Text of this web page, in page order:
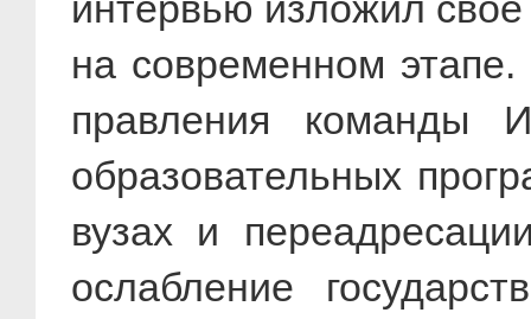
на современном
правления команды
образовательных
вузах и
ослабление